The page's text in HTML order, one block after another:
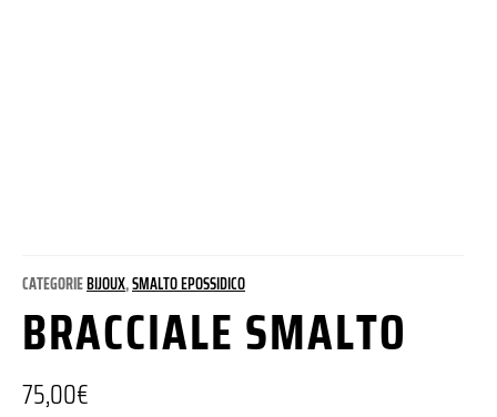
CATEGORIEBIJOUX,SMALTO EPOSSIDICO
BRACCIALE SMALTO
75,00€